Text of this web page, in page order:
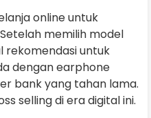
online untuk
memilih model
rekomendasi untuk
dengan earphone
bank yang tahan lama.
selling di era digital ini.